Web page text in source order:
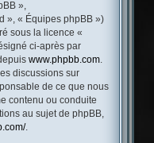
»,
», « Équipes phpBB »)
sous la licence «
ci-après par
www.phpbb.com.
discussions sur
de ce que nous
contenu ou conduite
au sujet de phpBB,
.